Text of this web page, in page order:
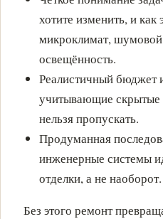
хотите изменить, и как
микроклимат,
освещённость.
Реалистичный бюджет
учитывающие скрытые
нельзя пропускать.
Продуманная
инженерные системы
отделки, а не наоборот.
Без этого ремонт